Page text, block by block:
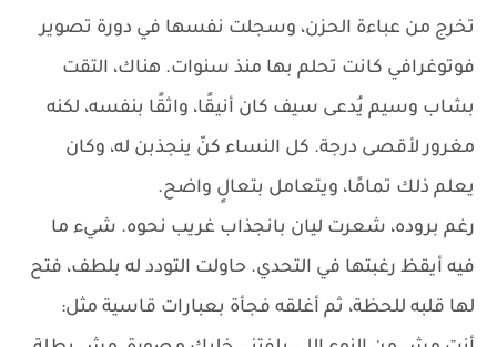
تخرج من عباءة الحزن، وسجلت نفسها في دورة تصوير
فوتوغرافي كانت تحلم بها منذ سنوات. هناك، التقت
بشاب وسيم يُدعى سيف كان أنيقًا، واثقًا بنفسه، لكنه
مغرور لأقصى درجة. كل النساء كنّ ينجذبن له، وكان
يعلم ذلك تمامًا، ويتعامل بتعالٍ واضح.
رغم بروده، شعرت ليان بانجذاب غريب نحوه. شيء ما
فيه أيقظ رغبتها في التحدي. حاولت التودد له بلطف، فتح
لها قلبه للحظة، ثم أغلقه فجأة بعبارات قاسية مثل: